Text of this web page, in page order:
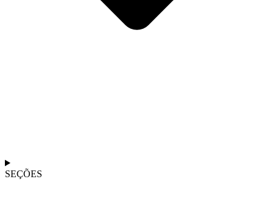
SEÇÕES